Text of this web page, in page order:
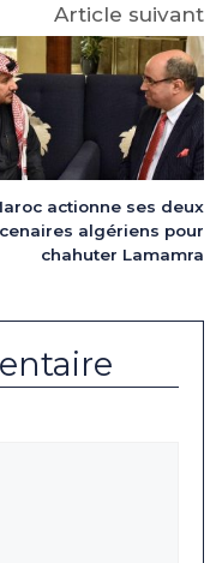
Article suivant
actionne ses deux
algériens pour
chahuter Lamamra